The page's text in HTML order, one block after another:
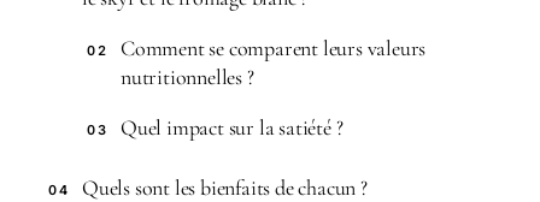
02
Comment se comparent leurs valeurs
nutritionnelles ?
03 Quel impact sur la satiété ?
04 Quels sont les bienfaits de chacun ?